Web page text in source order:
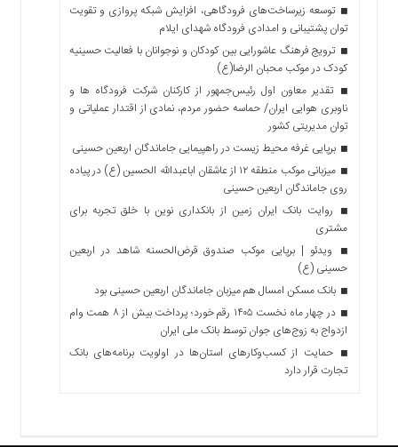
توسعه زیرساخت‌های فرودگاهی، افزایش شبکه پروازی و تقویت
توان پشتیبانی و امدادی فرودگاه شهدای ایلام
ترویج فرهنگ عاشورایی بین کودکان و نوجوانان با فعالیت حسینیه
کودک در موکب محبان الرضا(ع)
تقدیر معاون اول رئیس‌جمهور از کارکنان شرکت فرودگاه ها و
ناوبری هوایی ایران/ حماسه حضور مردم، نمادی از اقتدار عملیاتی و
توان مدیریتی کشور
برپایی غرفه محیط زیست در راهپیمایی جاماندگان اربعین حسینی
میزبانی موکب منطقه ۱۲ از عاشقان اباعبدالله الحسین (ع) در پیاده
روی جاماندگان اربعین حسینی
روایت بانک ایران زمین از بانکداری نوین با خلق تجربه برای
مشتری
ویدئو | برپایی موکب صندوق قرض‌الحسنه شاهد در اربعین
حسینی (ع)
بانک مسکن امسال هم میزبان جاماندگان اربعین حسینی بود
در چهار ماه نخست ۱۴۰۵ رقم خورد؛ پرداخت بیش از ۸ همت وام
ازدواج به زوج‌های جوان توسط بانک ملی ایران
حمایت از کسب‌وکارهای استان‌ها در اولویت برنامه‌های بانک
تجارت قرار دارد